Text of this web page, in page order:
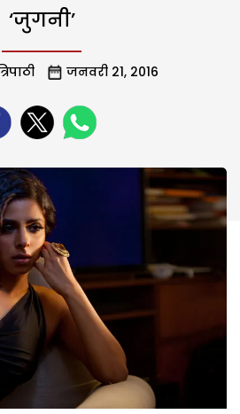
‘जुगनी’
जनवरी 21, 2016